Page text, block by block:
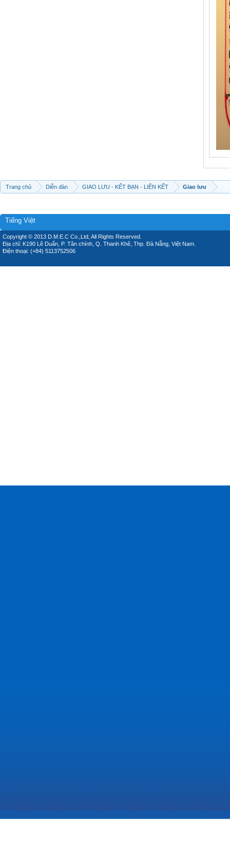
Trang chủ Diễn đàn GIAO LƯU - KẾT BẠN - LIÊN KẾT Giao lưu
Tiếng Việt
Copyright © 2013 D.M.E.C Co.,Ltd, All Rights Reserved.
Địa chỉ: K190 Lê Duẩn, P. Tân chính, Q. Thanh Khê, Thp. Đà Nẵng, Việt Nam.
Điện thoại: (+84) 5113752506